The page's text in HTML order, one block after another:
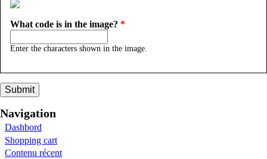
What code is in the image? *
Enter the characters shown in the image.
Navigation
Dashbord
Shopping cart
Contenu récent